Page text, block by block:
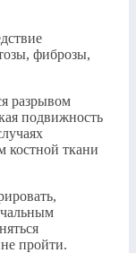
фиброзы,
разрывом
подвижность
костной ткани
пройти.